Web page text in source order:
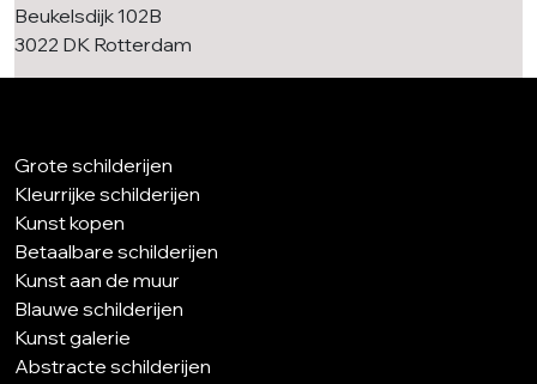
Beukelsdijk 102B
3022 DK Rotterdam
Grote schilderijen
Kleurrijke schilderijen
Kunst kopen
Betaalbare schilderijen
Kunst aan de muur
Blauwe schilderijen
Kunst galerie
Abstracte schilderijen